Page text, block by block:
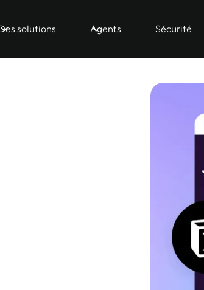
solutions Agents Sécurité